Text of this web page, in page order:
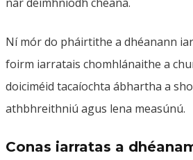
Ní mór do pháirtithe a dhéanann
foirm iarratais chomhlánaithe a
doiciméid tacaíochta ábhartha a
athbhreithniú agus lena measúnú.
Conas iarratas a